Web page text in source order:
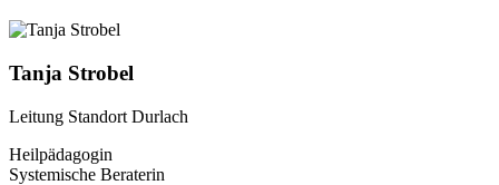
Tanja Strobel
Leitung Standort Durlach
Heilpädagogin
Systemische Beraterin